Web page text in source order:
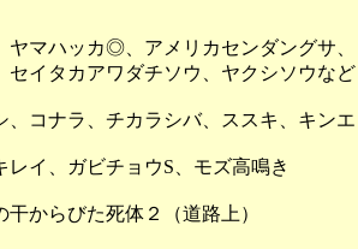
ヤマハッカ◎、アメリカセンダングサ
イタカアワダチソウ、ヤクシソウなど
、コナラ、チカラシバ、ススキ、キン
レイ、ガビチョウS、モズ高鳴き
干からびた死体２（道路上）